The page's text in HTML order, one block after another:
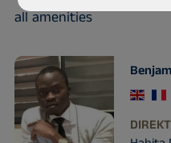
all amenities